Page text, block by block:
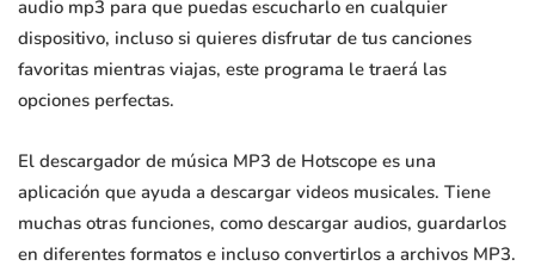
audio mp3 para que puedas escucharlo en cualquier
dispositivo, incluso si quieres disfrutar de tus canciones
favoritas mientras viajas, este programa le traerá las
opciones perfectas.
El descargador de música MP3 de Hotscope es una
aplicación que ayuda a descargar videos musicales. Tiene
muchas otras funciones, como descargar audios, guardarlos
en diferentes formatos e incluso convertirlos a archivos MP3.